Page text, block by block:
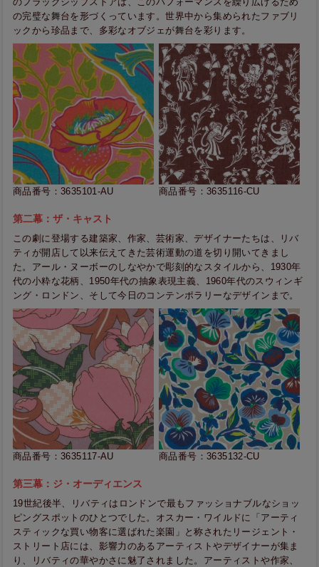
の完璧な舞台を形づくっています。世界中から集められたファブリ
ックから珍品まで、多彩なオブジェが舞台を彩ります。
商品番号：3635101-AU 商品番号：3635116-CU
第二幕：ザ・キャスト
この劇に登場する建築家、作家、芸術家、デザイナーたちは、リバ
ティが開店して以来伝えてきた芸術運動の道を切り開いてきまし
た。アール・ヌーボーのしなやかで彫刻的なスタイルから、1930年
代の小粋な花柄、1950年代の抽象表現主義、1960年代のスウィンギ
ング・ロンドン、そして今日のコンテンポラリーなデザインまで。
商品番号：3635117-AU 商品番号：3635132-CU
第三幕：ジ・オーディエンス
19世紀後半、リバティはロンドンで最もファッショナブルなショッ
ピングスポットのひとつでした。オスカー・ワイルドに「アーティ
スティックな買い物客に選ばれた楽園」と称されたリージェント・
ストリート店には、影響力のあるアーティストやデザイナーが集ま
り、リバティの華やかさに魅了されました。アーティストや作家、